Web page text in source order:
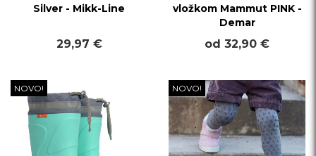
Silver - Mikk-Line
29,97 €
vložkom Mammut PINK -
Demar
od 32,90 €
NOVO! NOVO!